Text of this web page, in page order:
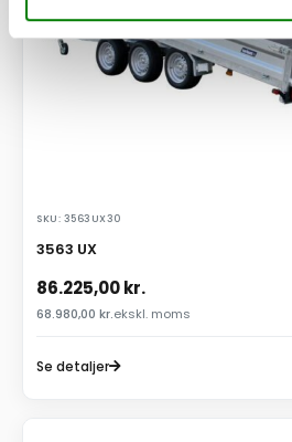
SKU: 3563UX30
3563 UX
86.225,00kr.
68.980,00 kr.ekskl. moms
Se detaljer